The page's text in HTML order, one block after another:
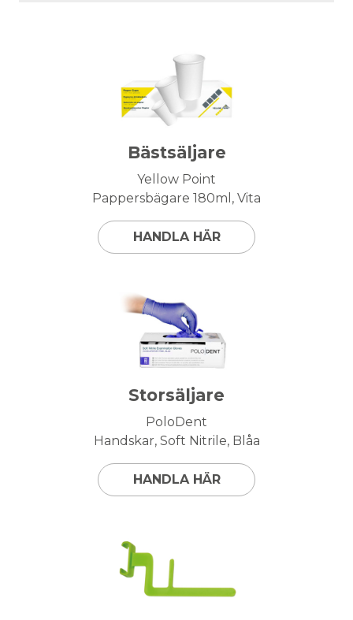
Bästsäljare
Yellow Point
Pappersbägare 180ml, Vita
HANDLA HÄR
Storsäljare
PoloDent
Handskar, Soft Nitrile, Blåa
HANDLA HÄR